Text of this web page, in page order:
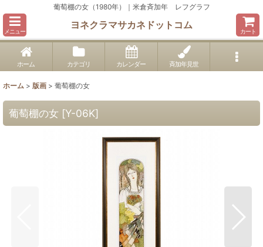
葡萄棚の女（1980年）｜米倉斉加年 レフグラフ
メニュー
ヨネクラマサカネドットコム
カート
ホーム カテゴリ カレンダー 斉加年見世
ホーム > 版画 > 葡萄棚の女
葡萄棚の女 [Y-06K]